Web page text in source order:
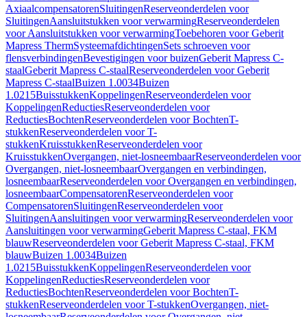
AxiaalcompensatorenSluitingenReserveonderdelen voor
SluitingenAansluitstukken voor verwarmingReserveonderdelen
voor Aansluitstukken voor verwarmingToebehoren voor Geberit
Mapress ThermSysteemafdichtingenSets schroeven voor
flensverbindingenBevestigingen voor buizenGeberit Mapress C-
staalGeberit Mapress C-staalReserveonderdelen voor Geberit
Mapress C-staalBuizen 1.0034Buizen
1.0215BuisstukkenKoppelingenReserveonderdelen voor
KoppelingenReductiesReserveonderdelen voor
ReductiesBochtenReserveonderdelen voor BochtenT-
stukkenReserveonderdelen voor T-
stukkenKruisstukkenReserveonderdelen voor
KruisstukkenOvergangen, niet-losneembaarReserveonderdelen voor
Overgangen, niet-losneembaarOvergangen en verbindingen,
losneembaarReserveonderdelen voor Overgangen en verbindingen,
losneembaarCompensatorenReserveonderdelen voor
CompensatorenSluitingenReserveonderdelen voor
SluitingenAansluitingen voor verwarmingReserveonderdelen voor
Aansluitingen voor verwarmingGeberit Mapress C-staal, FKM
blauwReserveonderdelen voor Geberit Mapress C-staal, FKM
blauwBuizen 1.0034Buizen
1.0215BuisstukkenKoppelingenReserveonderdelen voor
KoppelingenReductiesReserveonderdelen voor
ReductiesBochtenReserveonderdelen voor BochtenT-
stukkenReserveonderdelen voor T-stukkenOvergangen, niet-